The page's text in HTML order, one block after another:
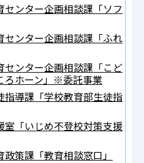
ンター企画相談課「ソフ
センター企画相談課「ふれ
センター企画相談課「こど
ホーン」※委託事業
指導課「学校教育部生徒指
室「いじめ不登校対策支援
策課「教育相談窓口」